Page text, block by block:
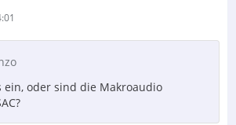
ein, oder sind die Makroaudio